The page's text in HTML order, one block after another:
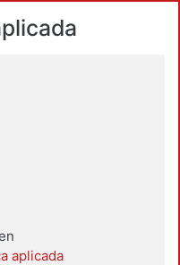
aplicada